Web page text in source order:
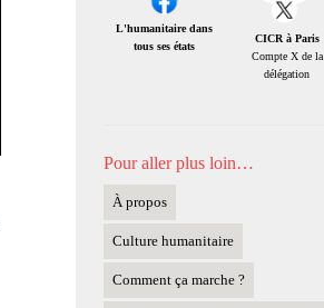
L'humanitaire dans
tous ses états
CICR à Paris
Compte X de la
délégation
Pour aller plus loin…
À propos
Culture humanitaire
Comment ça marche ?